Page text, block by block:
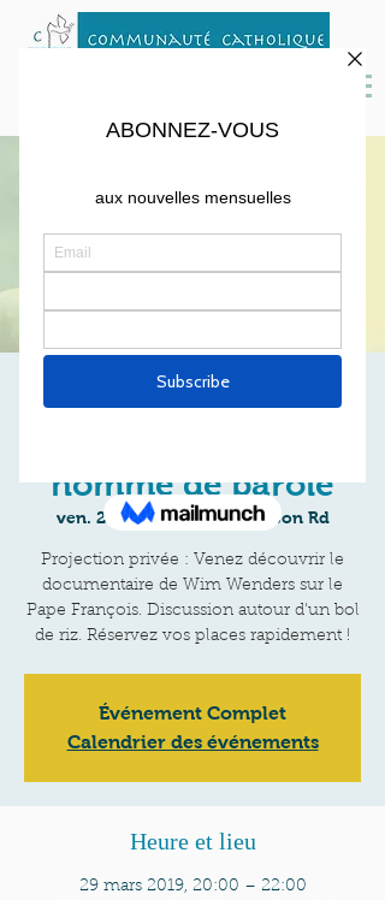
SOIRÉE FILM : Le
homme de parole
ven. 29 mars
  |
87 Richardson Rd
Projection privée : Venez découvrir le
documentaire de Wim Wenders sur le
Pape François. Discussion autour d'un bol
de riz. Réservez vos places rapidement !
Événement Complet
Calendrier des événements
Heure et lieu
29 mars 2019, 20:00 – 22:00